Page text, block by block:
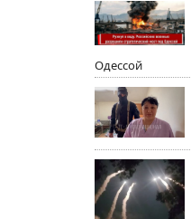
Одессой